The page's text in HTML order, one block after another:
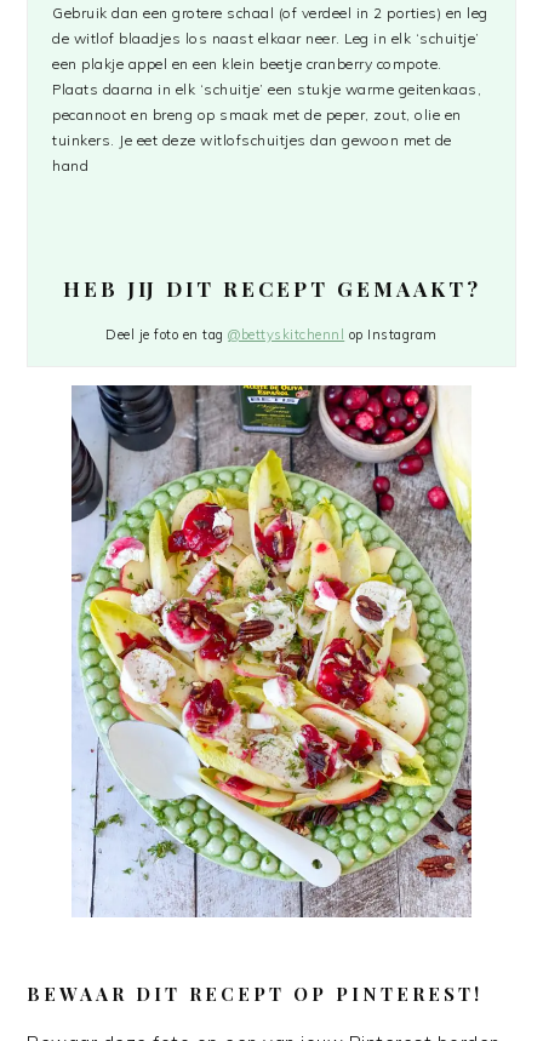
Gebruik dan een grotere schaal (of verdeel in 2 porties) en leg
de witlof blaadjes los naast elkaar neer. Leg in elk ‘schuitje’
een plakje appel en een klein beetje cranberry compote.
Plaats daarna in elk ‘schuitje’ een stukje warme geitenkaas,
pecannoot en breng op smaak met de peper, zout, olie en
tuinkers. Je eet deze witlofschuitjes dan gewoon met de
hand
HEB JIJ DIT RECEPT GEMAAKT?
Deel je foto en tag@bettyskitchennl op Instagram
BEWAAR DIT RECEPT OP PINTEREST!